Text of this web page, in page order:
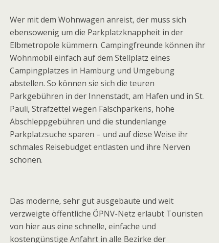
Wer mit dem Wohnwagen anreist, der muss sich
ebensowenig um die Parkplatzknappheit in der
Elbmetropole kümmern. Campingfreunde können ihr
Wohnmobil einfach auf dem Stellplatz eines
Campingplatzes in Hamburg und Umgebung
abstellen. So können sie sich die teuren
Parkgebühren in der Innenstadt, am Hafen und in St.
Pauli, Strafzettel wegen Falschparkens, hohe
Abschleppgebühren und die stundenlange
Parkplatzsuche sparen – und auf diese Weise ihr
schmales Reisebudget entlasten und ihre Nerven
schonen.
Das moderne, sehr gut ausgebaute und weit
verzweigte öffentliche ÖPNV-Netz erlaubt Touristen
von hier aus eine schnelle, einfache und
kostengünstige Anfahrt in alle Bezirke der